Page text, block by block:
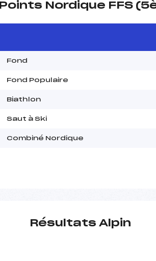
Points Nordique FFS
Fond
Fond Populaire
Biathlon
Saut à Ski
Combiné Nordique
Résultats Alpin